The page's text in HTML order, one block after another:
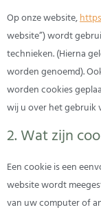
Op onze website,
website”) wordt
technieken. (Hierna
worden genoemd).
worden cookies
wij u over het gebruik
2. Wat zijn
Een cookie is een
website wordt
van uw computer of